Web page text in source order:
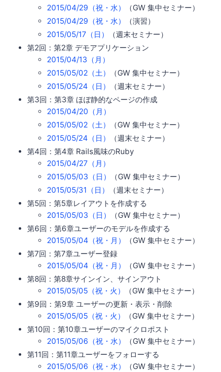
2015/04/29（祝・水）
（GW 集中セミナー）
2015/04/29（祝・水）
（演習）
2015/05/17（日）
（週末セミナー）
第2回：第2章 デモアプリケーション
2015/04/13（月）
2015/05/02（土）
（GW 集中セミナー）
2015/05/24（日）
（週末セミナー）
第3回：第3章 ほぼ静的なページの作成
2015/04/20（月）
2015/05/02（土）
（GW 集中セミナー）
2015/05/24（日）
（週末セミナー）
第4回：第4章 Rails風味のRuby
2015/04/27（月）
2015/05/03（日）
（GW 集中セミナー）
2015/05/31（日）
（週末セミナー）
第5回：第5章レイアウトを作成する
2015/05/03（日）
（GW 集中セミナー）
第6回：第6章ユーザーのモデルを作成する
2015/05/04（祝・月）
（GW 集中セミナー）
第7回：第7章ユーザー登録
2015/05/04（祝・月）
（GW 集中セミナー）
第8回：第8章サインイン、サインアウト
2015/05/05（祝・火）
（GW 集中セミナー）
第9回：第9章 ユーザーの更新・表示・削除
2015/05/05（祝・火）
（GW 集中セミナー）
第10回：第10章ユーザーのマイクロポスト
2015/05/06（祝・水）
（GW 集中セミナー）
第11回：第11章ユーザーをフォローする
2015/05/06（祝・水）
（GW 集中セミナー）